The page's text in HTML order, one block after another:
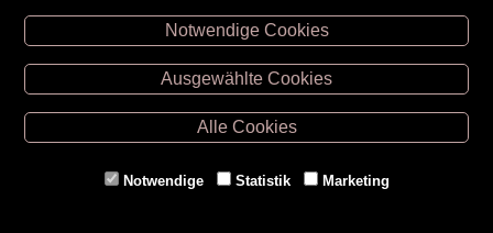
Unsere Öffnungszeiten
Retz -02942/20433
Hollabrunn -02952/30057
Eggenburg -02984/3836
Gmünd -
Notwendige Cookies
Ausgewählte Cookies
Alle Cookies
Notwendige Statistik Marketing